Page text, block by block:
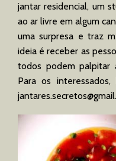
jantar residencial, um
ao ar livre em algum
uma surpresa e traz
ideia é receber as
todos podem palpitar
Para os